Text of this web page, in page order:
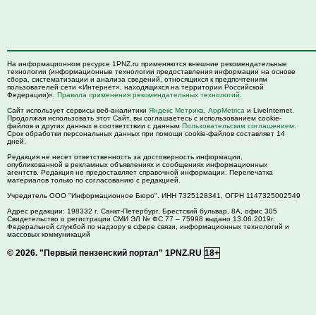
На информационном ресурсе 1PNZ.ru применяются внешние рекомендательные
технологии (информационные технологии предоставления информации на основе
сбора, систематизации и анализа сведений, относящихся к предпочтениям
пользователей сети «Интернет», находящихся на территории Российской
Федерации)». Правила применения рекомендательных технологий
Сайт использует сервисы веб-аналитики Яндекс Метрика AppMetrica и LiveInternet.
Продолжая использовать этот Сайт, вы соглашаетесь с использованием cookie-
файлов и других данных в соответствии с данным Пользовательским соглашением
Срок обработки персональных данных при помощи cookie-файлов составляет 14
дней.
Редакция не несет ответственность за достоверность информации,
опубликованной в рекламных объявлениях и сообщениях информационных
агентств. Редакция не предоставляет справочной информации. Перепечатка
материалов только по согласованию с редакцией.
Учредитель ООО "Информационное Бюро". ИНН 7325128341, ОГРН 1147325002549
Адрес редакции: 198332 г. Санкт-Петербург, Брестский бульвар, 8А, офис 305
Свидетельство о регистрации СМИ ЭЛ № ФС 77 – 75998 выдано 13.06.2019г.
Федеральной службой по надзору в сфере связи, информационных технологий и
массовых коммуникаций
© 2026. "Первый пензенский портал" 1PNZ.RU 18+